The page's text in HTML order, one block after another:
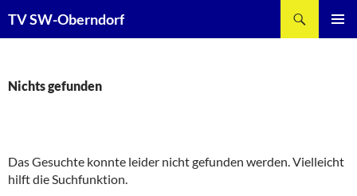
Inhalt
TV SW-Oberndorf
Nichts gefunden
Das Gesuchte konnte leider nicht gefunden werden. Vielleicht
hilft die Suchfunktion.